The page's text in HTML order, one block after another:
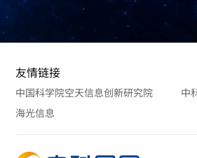
友情链接
中国科学院空天信息创新研究院
中
海光信息